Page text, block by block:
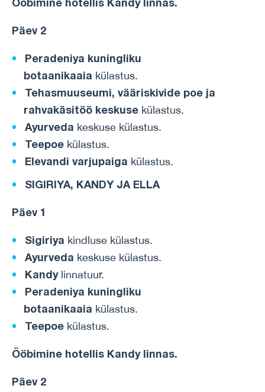
Päev 2
Peradeniya kuningliku
botaanikaaia külastus.
Tehasmuuseumi, vääriskivide poe ja
rahvakäsitöö keskuse külastus.
Ayurveda keskuse külastus.
Teepoekülastus.
Elevandi varjupaiga külastus.
SIGIRIYA, KANDY JA ELLA
Päev 1
Sigiriya kindluse külastus.
Ayurveda keskuse külastus.
Kandylinnatuur.
Peradeniya kuningliku
botaanikaaia külastus.
Teepoekülastus.
Ööbimine hotellis Kandy linnas.
Päev 2